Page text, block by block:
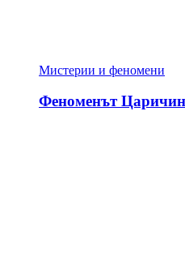
Мистерии и феномени
Феноменът